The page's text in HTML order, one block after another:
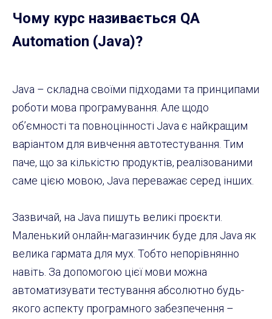
Чому курс називається QA
Automation (Java)?
Java – складна своїми підходами та принципами
роботи мова програмування. Але щодо
об’ємності та повноцінності Java є найкращим
варіантом для вивчення автотестування. Тим
паче, що за кількістю продуктів, реалізованими
саме цією мовою, Java переважає серед інших.
Зазвичай, на Java пишуть великі проєкти.
Маленький онлайн-магазинчик буде для Java як
велика гармата для мух. Тобто непорівнянно
навіть. За допомогою цієї мови можна
автоматизувати тестування абсолютно будь-
якого аспекту програмного забезпечення –